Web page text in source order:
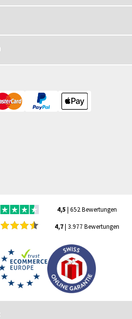
4,5 | 652 Bewertungen
4,7| 3.977 Bewertungen